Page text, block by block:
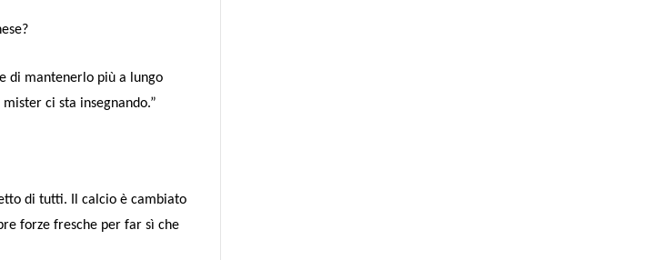
di mantenerlo più a lungo
ci sta insegnando.”
di tutti. Il calcio è cambiato
forze fresche per far sì che